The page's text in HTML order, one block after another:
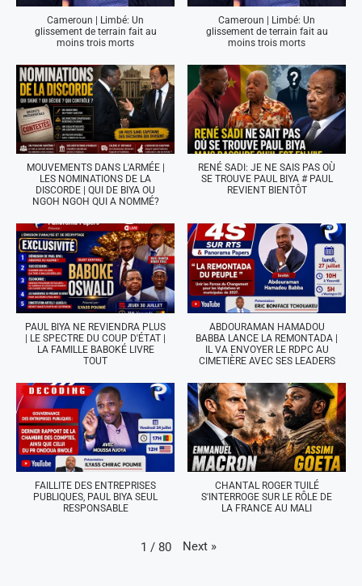
Cameroun | Limbé: Un
glissement de terrain fait au
moins trois morts
Cameroun | Limbé: Un
glissement de terrain fait au
moins trois morts
MOUVEMENTS DANS L'ARMÉE |
LES NOMINATIONS DE LA
DISCORDE | QUI DE BIYA OU
NGOH NGOH QUI A NOMMÉ?
RENÉ SADI: JE NE SAIS PAS OÙ
SE TROUVE PAUL BIYA # PAUL
REVIENT BIENTÔT
PAUL BIYA NE REVIENDRA PLUS
| LE SPECTRE DU COUP D'ÉTAT |
LA FAMILLE BABOKÉ LIVRE
TOUT
ABDOURAMAN HAMADOU
BABBA LANCE LA REMONTADA |
IL VA ENVOYER LE RDPC AU
CIMETIÈRE AVEC SES LEADERS
FAILLITE DES ENTREPRISES
PUBLIQUES, PAUL BIYA SEUL
RESPONSABLE
CHANTAL ROGER TUILÉ
S'INTERROGE SUR LE RÔLE DE
LA FRANCE AU MALI
1 / 80 Next »